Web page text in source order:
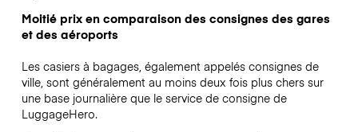
Moitié prix en comparaison des consignes des gares
et des aéroports
Les casiers à bagages, également appelés consignes de
ville, sont généralement au moins deux fois plus chers sur
une base journalière que le service de consigne de
LuggageHero.